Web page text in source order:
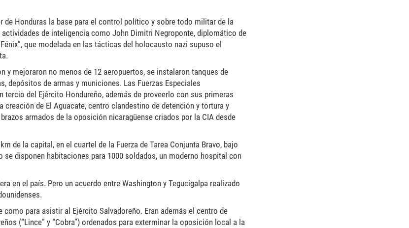
de Honduras la base para el control político y sobre todo militar de la
de inteligencia como John Dimitri Negroponte, diplomático de
que modelada en las tácticas del holocausto nazi supuso el
y mejoraron no menos de 12 aeropuertos, se instalaron tanques de
depósitos de armas y municiones. Las Fuerzas Especiales
del Ejército Hondureño, además de proveerlo con sus primeras
de El Aguacate, centro clandestino de detención y tortura y
armados de la oposición nicaragüense criados por la CIA desde
de la capital, en el cuartel de la Fuerza de Tarea Conjunta Bravo, bajo
disponen habitaciones para 1000 soldados, un moderno hospital con
en el país. Pero un acuerdo entre Washington y Tegucigalpa realizado
para asistir al Ejército Salvadoreño. Eran además el centro de
(“Lince” y “Cobra”) ordenados para exterminar la oposición local a la